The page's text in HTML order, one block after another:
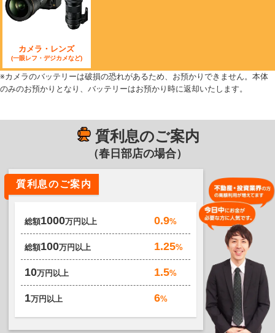
カメラ・レンズ
(一眼レフ・デジカメなど)
※カメラのバッテリーは破損の恐れがあるため、お預かりできません。本体
のみのお預かりとなり、バッテリーはお預かり時に返却いたします。
質利息のご案内
（春日部店の場合）
質利息のご案内
総額1000万円以上 0.9%
総額100万円以上 1.25%
10万円以上 1.5%
1万円以上 6%